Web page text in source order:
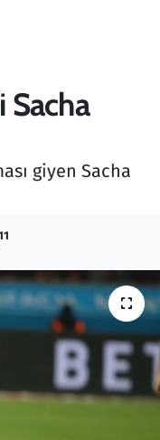
Sacha
giyen Sacha